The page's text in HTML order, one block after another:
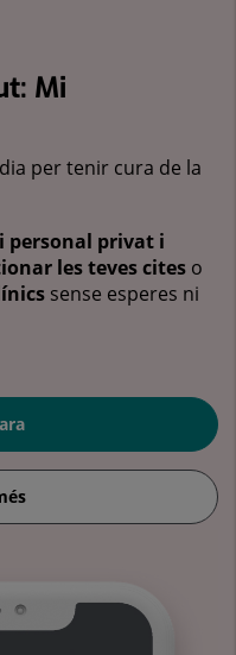
Mi
per tenir cura de la
personal privat i
les teves cites o
sense esperes ni